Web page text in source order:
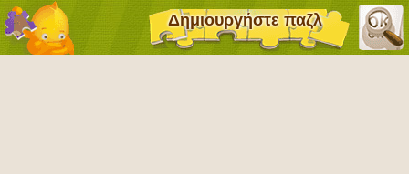
Δημιουργήστε παζλ